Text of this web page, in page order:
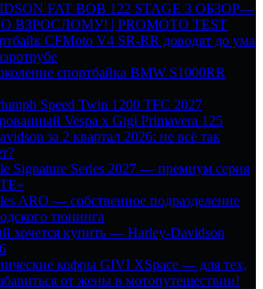
FAT BOB 122 STAGE 3 ОБЗОР—
ВЗРОСЛОМУ! | PROMOTO TEST
CFMoto V4 SR-RR доводят до ума
спортбайка BMW S1000RR
Speed Twin 1200 TFC 2027
Vespa x Gigi Primavera 125
за 2 квартал 2026: не всё так
Signature Series 2027 — премиум серия
ARO — собственное подразделение
тюнинга
хочется купить — Harley-Davidson
кофры GIVI XSpace — для тех,
от жены в мотопутешествии!